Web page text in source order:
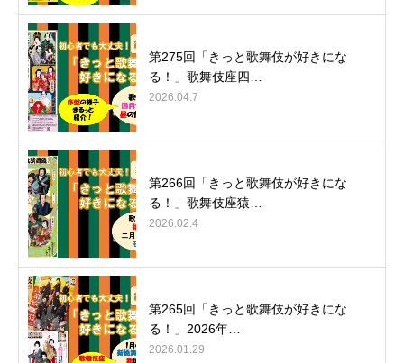
第275回「きっと歌舞伎が好きにな
る！」歌舞伎座四…
2026.04.7
第266回「きっと歌舞伎が好きにな
る！」歌舞伎座猿…
2026.02.4
第265回「きっと歌舞伎が好きにな
る！」2026年…
2026.01.29